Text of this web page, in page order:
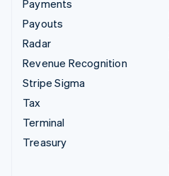
Payments
Payouts
Radar
Revenue Recognition
Stripe Sigma
Tax
Terminal
Treasury